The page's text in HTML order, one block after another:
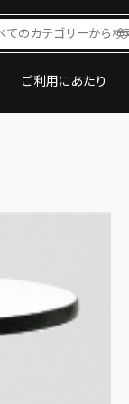
ご利用にあたり